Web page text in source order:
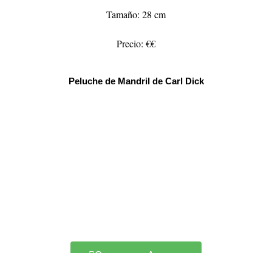
Tamaño: 28 cm
Precio: €€
Peluche de Mandril de Carl Dick